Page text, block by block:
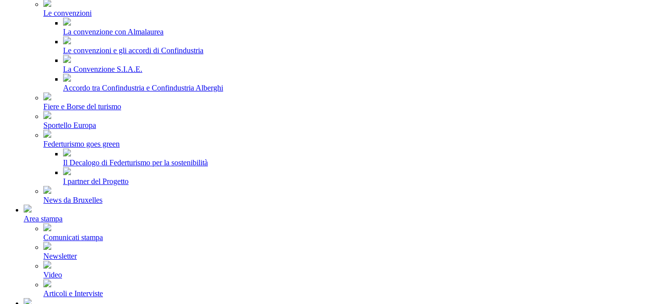
Le convenzioni
La convenzione con Almalaurea
Le convenzioni e gli accordi di Confindustria
La Convenzione S.I.A.E.
Accordo tra Confindustria e Confindustria Alberghi
Fiere e Borse del turismo
Sportello Europa
Federturismo goes green
Il Decalogo di Federturismo per la sostenibilità
I partner del Progetto
News da Bruxelles
Area stampa
Comunicati stampa
Newsletter
Video
Articoli e Interviste